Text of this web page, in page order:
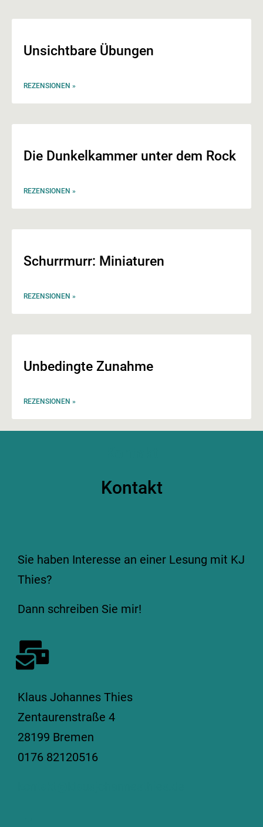
Unsichtbare Übungen
REZENSIONEN »
Die Dunkelkammer unter dem Rock
REZENSIONEN »
Schurrmurr: Miniaturen
REZENSIONEN »
Unbedingte Zunahme
REZENSIONEN »
Kontakt
Sie haben Interesse an einer Lesung mit KJ
Thies?
Dann schreiben Sie mir!
Klaus Johannes Thies
Zentaurenstraße 4
28199 Bremen
0176 82120516